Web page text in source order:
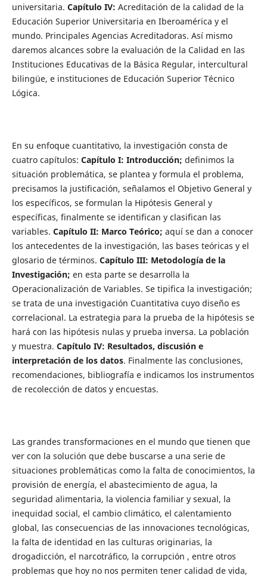
universitaria. Capítulo IV: Acreditación de la calidad de la
Educación Superior Universitaria en Iberoamérica y el
mundo. Principales Agencias Acreditadoras. Así mismo
daremos alcances sobre la evaluación de la Calidad en las
Instituciones Educativas de la Básica Regular, intercultural
bilingüe, e instituciones de Educación Superior Técnico
Lógica.
En su enfoque cuantitativo, la investigación consta de
cuatro capítulos: Capítulo I: Introducción; definimos la
situación problemática, se plantea y formula el problema,
precisamos la justificación, señalamos el Objetivo General y
los específicos, se formulan la Hipótesis General y
específicas, finalmente se identifican y clasifican las
variables. Capítulo II: Marco Teórico; aquí se dan a conocer
los antecedentes de la investigación, las bases teóricas y el
glosario de términos. Capítulo III: Metodología de la
Investigación; en esta parte se desarrolla la
Operacionalización de Variables. Se tipifica la investigación;
se trata de una investigación Cuantitativa cuyo diseño es
correlacional. La estrategia para la prueba de la hipótesis se
hará con las hipótesis nulas y prueba inversa. La población
y muestra. Capítulo IV: Resultados, discusión e
interpretación de los datos. Finalmente las conclusiones,
recomendaciones, bibliografía e indicamos los instrumentos
de recolección de datos y encuestas.
Las grandes transformaciones en el mundo que tienen que
ver con la solución que debe buscarse a una serie de
situaciones problemáticas como la falta de conocimientos, la
provisión de energía, el abastecimiento de agua, la
seguridad alimentaria, la violencia familiar y sexual, la
inequidad social, el cambio climático, el calentamiento
global, las consecuencias de las innovaciones tecnológicas,
la falta de identidad en las culturas originarias, la
drogadicción, el narcotráfico, la corrupción , entre otros
problemas que hoy no nos permiten tener calidad de vida,